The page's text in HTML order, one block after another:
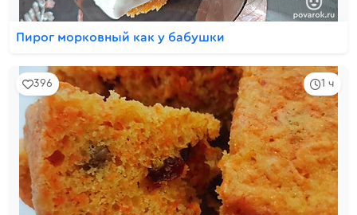
Пирог морковный как у бабушки
1 ч
396